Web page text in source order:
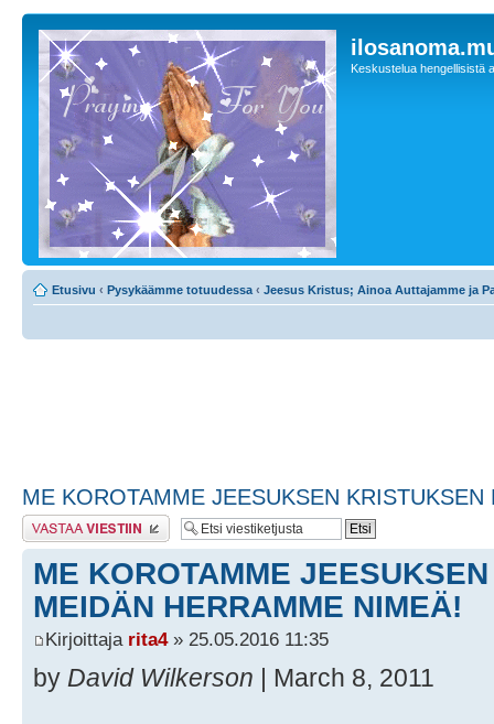
Keskustelua hengellisistä
Etusivu ‹ Pysykäämme totuudessa ‹ Jeesus Kristus; Ainoa Auttajamme ja
ME KOROTAMME JEESUKSEN
Lähetä vastaus
ME KOROTAMME
MEIDÄN HERRAMME NIMEÄ!
Kirjoittaja rita4» 25.05.2016 11:35
by David Wilkerson | March 8, 2011